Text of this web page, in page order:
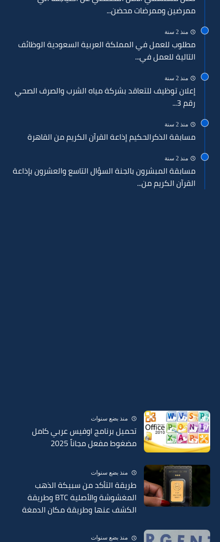
ممرضين وممرضات محضن...
منذ 2 سنة
مطلوب للعمل في المملكة العربية السعودية الوظائف
التالية للعمل في...
منذ 2 سنة
إعلان توظيف للتعاقد بشركة مياه الشرب والصرف الصحي
رقم 3...
منذ 2 سنة
مسابقة الذكرالحكيم إذاعة القرآن الكريم من القاهرة
منذ 2 سنة
مسابقة المبشرون بالجنة السؤال التاسع والعشرون بإذاعة
القرآن الكريم من...
منذ بضع سنوات
تحميل برنامج اوفيس عربي كامل
مضغوط مفعل مجاناً 2025
منذ بضع سنوات
طريقة التأكد من سبيكة الذهب
المغشوشة والأصلية BTC وطريقة
الكشف عنها وطريقة مكان الدمغة
منذ بضع سنوات